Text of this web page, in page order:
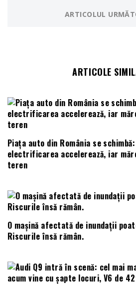
ARTICOLUL
ARTICOLE
Piața auto din România se
electrificarea accelerează, iar
teren
O mașină afectată de inundații
Riscurile însă rămân.